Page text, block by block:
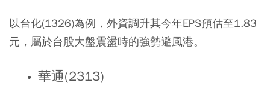
以台化(1326)為例，外資調升其今年EPS預估至1.83
元，屬於台股大盤震盪時的強勢避風港。
華通(2313)